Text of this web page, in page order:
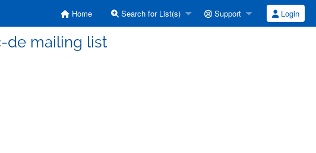
Home Search for List(s) Support Login
de mailing list